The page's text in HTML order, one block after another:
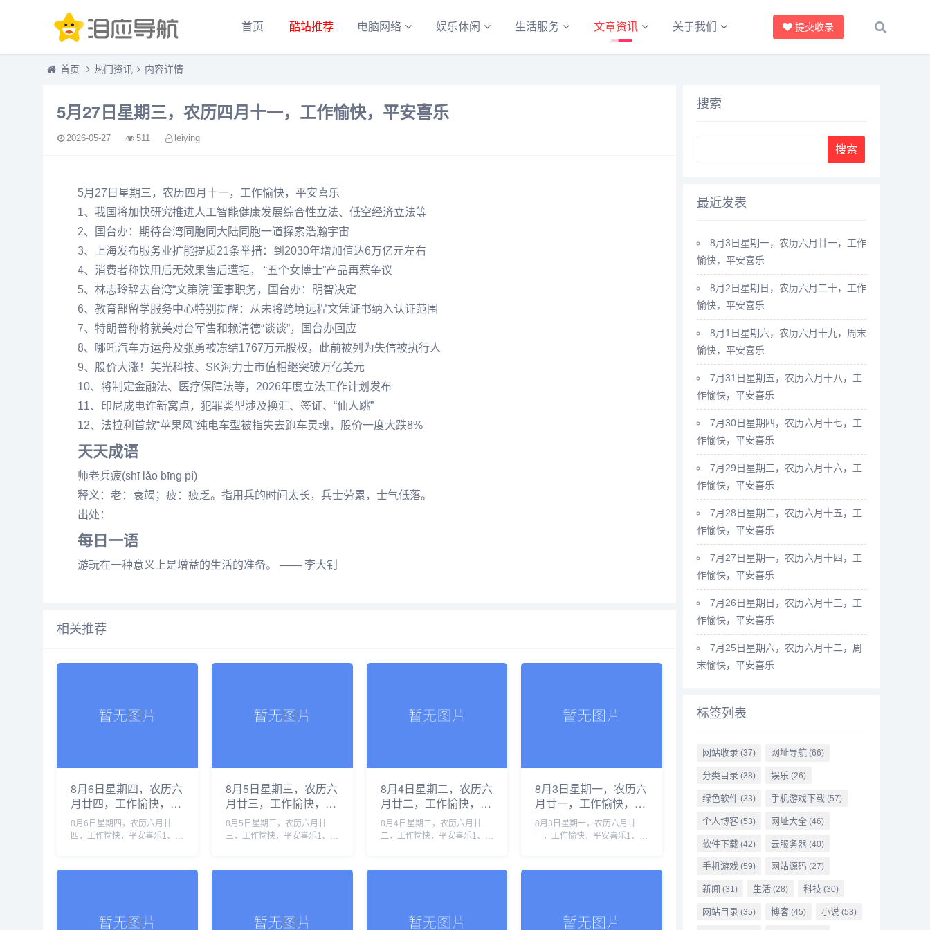
首页 酷站推荐 电脑网络 娱乐休闲 生活服务 文章资讯 关于我们 提交收录
首页 热门资讯 内容详情
5月27日星期三，农历四月十一，工作愉快，平安喜乐
2026-05-27 511 leiying
5月27日星期三，农历四月十一，工作愉快，平安喜乐
1、我国将加快研究推进人工智能健康发展综合性立法、低空经济立法等
2、国台办：期待台湾同胞同大陆同胞一道探索浩瀚宇宙
3、上海发布服务业扩能提质21条举措：到2030年增加值达6万亿元左右
4、消费者称饮用后无效果售后遭拒， “五个女博士”产品再惹争议
5、林志玲辞去台湾“文策院”董事职务，国台办：明智决定
6、教育部留学服务中心特别提醒：从未将跨境远程文凭证书纳入认证范围
7、特朗普称将就美对台军售和赖清德“谈谈”，国台办回应
8、哪吒汽车方运舟及张勇被冻结1767万元股权，此前被列为失信被执行人
9、股价大涨！美光科技、SK海力士市值相继突破万亿美元
10、将制定金融法、医疗保障法等，2026年度立法工作计划发布
11、印尼成电诈新窝点，犯罪类型涉及换汇、签证、“仙人跳”
12、法拉利首款“苹果风”纯电车型被指失去跑车灵魂，股价一度大跌8%
天天成语
师老兵疲(shī lǎo bīng pí)
释义：老：衰竭；疲：疲乏。指用兵的时间太长，兵士劳累，士气低落。
出处：
每日一语
游玩在一种意义上是增益的生活的准备。 —— 李大钊
相关推荐
8月6日星期四，农历六
月廿四，工作愉快，平
安喜乐
8月6日星期四，农历六月廿
四，工作愉快，平安喜乐1、地
8月5日星期三，农历六
月廿三，工作愉快，平
安喜乐
8月5日星期三，农历六月廿
三，工作愉快，平安喜乐1、韩
8月4日星期二，农历六
月廿二，工作愉快，平
安喜乐
8月4日星期二，农历六月廿
二，工作愉快，平安喜乐1、西
8月3日星期一，农历六
月廿一，工作愉快，平
安喜乐
8月3日星期一，农历六月廿
一，工作愉快，平安喜乐1、中
搜索
最近发表
8月3日星期一，农历六月廿一，工作
愉快，平安喜乐
8月2日星期日，农历六月二十，工作
愉快，平安喜乐
8月1日星期六，农历六月十九，周末
愉快，平安喜乐
7月31日星期五，农历六月十八，工
作愉快，平安喜乐
7月30日星期四，农历六月十七，工
作愉快，平安喜乐
7月29日星期三，农历六月十六，工
作愉快，平安喜乐
7月28日星期二，农历六月十五，工
作愉快，平安喜乐
7月27日星期一，农历六月十四，工
作愉快，平安喜乐
7月26日星期日，农历六月十三，工
作愉快，平安喜乐
7月25日星期六，农历六月十二，周
末愉快，平安喜乐
标签列表
网站收录(37) 网址导航(66)
分类目录(38) 娱乐 (26)
绿色软件(33) 手机游戏下载(57)
个人博客(53) 网址大全(46)
软件下载(42) 云服务器(40)
手机游戏(59) 网站源码 (27)
新闻 (31) 生活(28) 科技 (30)
网站目录(35) 博客(45) 小说 (53)